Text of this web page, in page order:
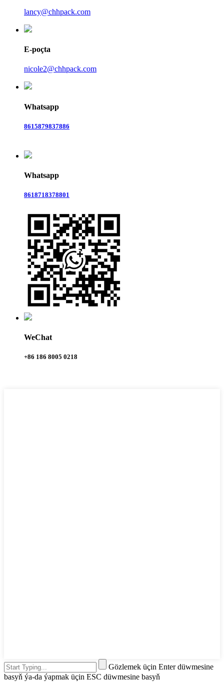
lancy@chhpack.com
E-poçta
nicole2@chhpack.com
Whatsapp
8615879837886
Whatsapp
8618718378801
WeChat
+86 186 8005 0218
Gözlemek üçin Enter düwmesine
basyň ýa-da ýapmak üçin ESC düwmesine basyň